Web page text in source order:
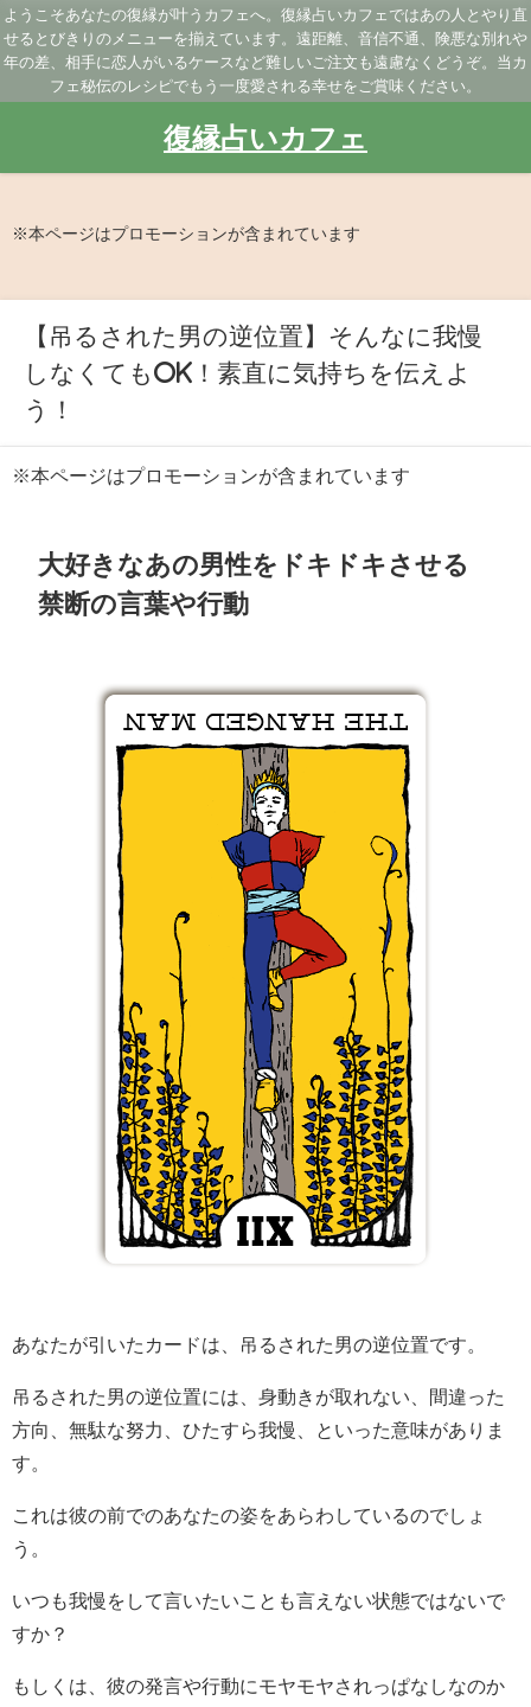
ようこそあなたの復縁が叶うカフェへ。復縁占いカフェではあの人とやり直
せるとびきりのメニューを揃えています。遠距離、音信不通、険悪な別れや
年の差、相手に恋人がいるケースなど難しいご注文も遠慮なくどうぞ。当カ
フェ秘伝のレシピでもう一度愛される幸せをご賞味ください。
復縁占いカフェ
※本ページはプロモーションが含まれています
【吊るされた男の逆位置】そんなに我慢
しなくてもOK！素直に気持ちを伝えよ
う！
※本ページはプロモーションが含まれています
大好きなあの男性をドキドキさせる
禁断の言葉や行動
あなたが引いたカードは、吊るされた男の逆位置です。
吊るされた男の逆位置には、身動きが取れない、間違った
方向、無駄な努力、ひたすら我慢、といった意味がありま
す。
これは彼の前でのあなたの姿をあらわしているのでしょ
う。
いつも我慢をして言いたいことも言えない状態ではないで
すか？
もしくは、彼の発言や行動にモヤモヤされっぱなしなのか